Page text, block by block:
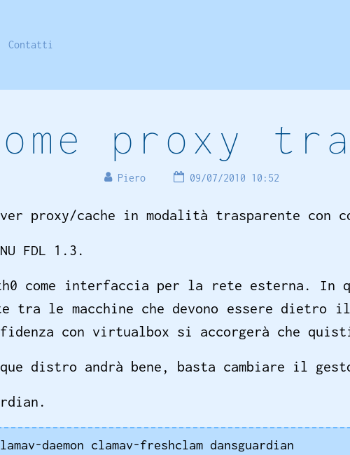
Contatti
proxy
Piero 09/07/2010 10:52
proxy/cache in modalità trasparente con
FDL 1.3.
come interfaccia per la rete esterna. In
tra le macchine che devono essere
con virtualbox si accorgerà che
distro andrà bene, basta cambiare il
daemon clamav-freshclam dansguardian